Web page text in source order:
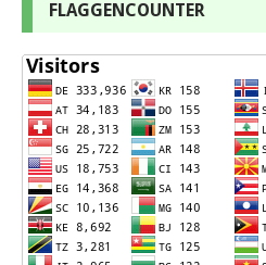
FLAGGENCOUNTER